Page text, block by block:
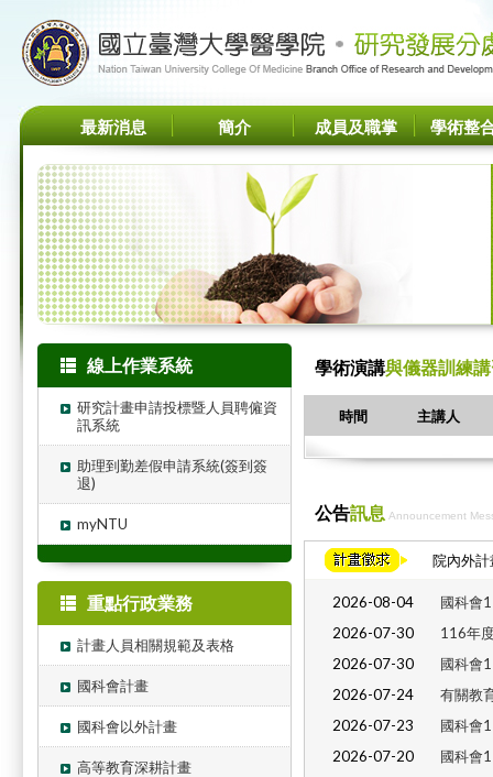
最新消息 簡介 成員及職掌 學術整
線上作業系統
研究計畫申請投標暨人員聘僱資
訊系統
助理到勤差假申請系統(簽到簽
退)
myNTU
重點行政業務
計畫人員相關規範及表格
國科會計畫
國科會以外計畫
高等教育深耕計畫
學術演講與儀器訓練
時間 主講人
公告訊息 Announcement
院內外計
2026-08-04
國科會
2026-07-30
116年
2026-07-30
國科會
2026-07-24
有關教
2026-07-23
國科會
2026-07-20
國科會